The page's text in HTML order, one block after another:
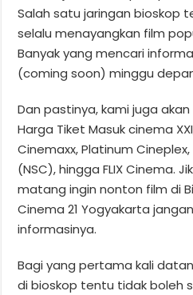
Salah satu jaringan bioskop
selalu menayangkan film
Banyak yang mencari
(coming soon) minggu
Dan pastinya, kami juga
Harga Tiket Masuk cinema
Cinemaxx, Platinum
(NSC), hingga FLIX Cinema.
matang ingin nonton film di
Cinema 21 Yogyakarta
informasinya.
Bagi yang pertama kali
di bioskop tentu tidak boleh